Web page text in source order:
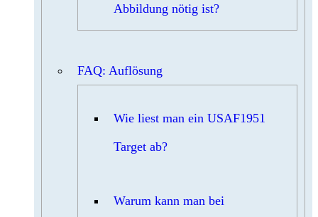
Abbildung nötig ist?
FAQ: Auflösung
Wie liest man ein USAF1951
Target ab?
Warum kann man bei